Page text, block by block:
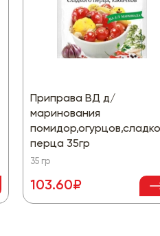
Приправа ВД д/
маринования
перца 35гр
35 гр
103.60₽